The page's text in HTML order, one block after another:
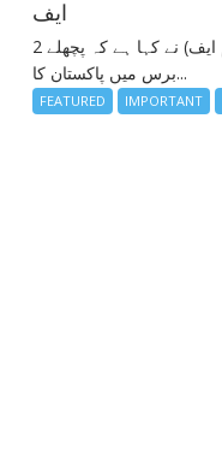
ایف
عالمی مالیاتی ادارے (آئی ایم ایف) نے کہا ہے کہ پچھلے 2
برس میں پاکستان کا...
FEATURED IMPORTANT